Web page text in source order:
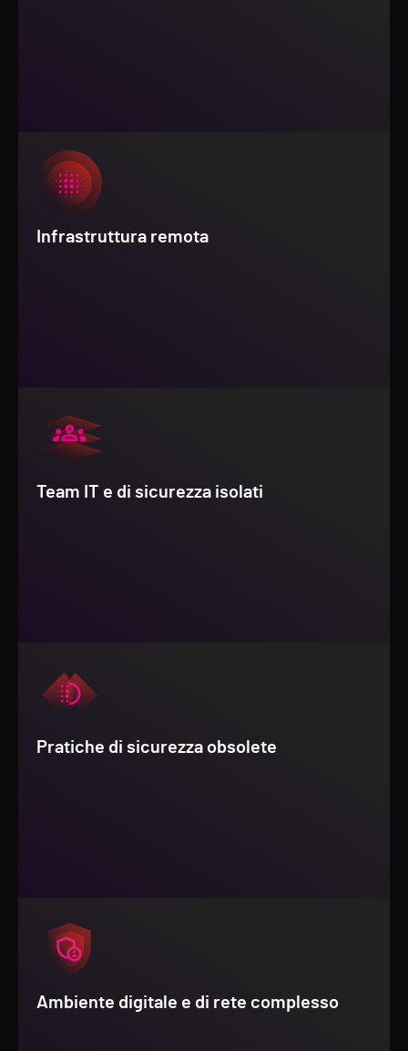
Infrastruttura remota
Team IT e di sicurezza isolati
Pratiche di sicurezza obsolete
Ambiente digitale e di rete complesso